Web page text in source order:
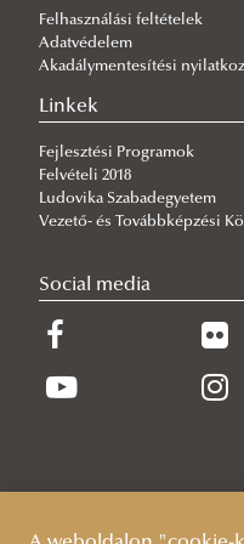
Ludovika Liga 2024/25 –
2025/02/19
2025/02/19
Lakodalmas Party 2025
2025/01/28
Kiírásra került a január havi
Felhasználási feltételek
Adatvédelem
Akadálymentesítési
Linkek
Fejlesztési Programok
Felvételi 2018
Ludovika Szabadegyetem
Vezető- és Továbbképzési
Social media